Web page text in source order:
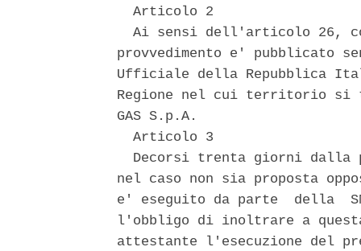
  Articolo 2
Ai sensi dell'articolo 26,
provvedimento e' pubblicato
Ufficiale della Repubblica
Regione nel cui territorio si
GAS S.p.A.
  Articolo 3
Decorsi trenta giorni dalla
nel caso non sia proposta
e' eseguito da parte  della
l'obbligo di inoltrare a questa
attestante l'esecuzione del